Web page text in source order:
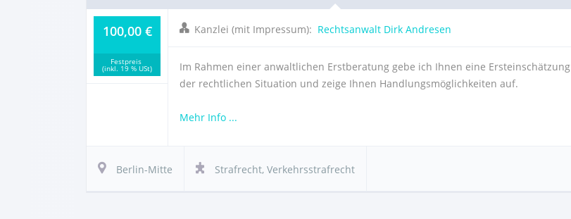
100,00 €
Festpreis
(inkl. 19 % USt)
Kanzlei (mit Impressum): Rechtsanwalt Dirk Andresen
Im Rahmen einer anwaltlichen Erstberatung gebe ich Ihnen eine Ersteinschätzung
der rechtlichen Situation und zeige Ihnen Handlungsmöglichkeiten auf.
Mehr Info ...
Berlin-Mitte Strafrecht, Verkehrsstrafrecht